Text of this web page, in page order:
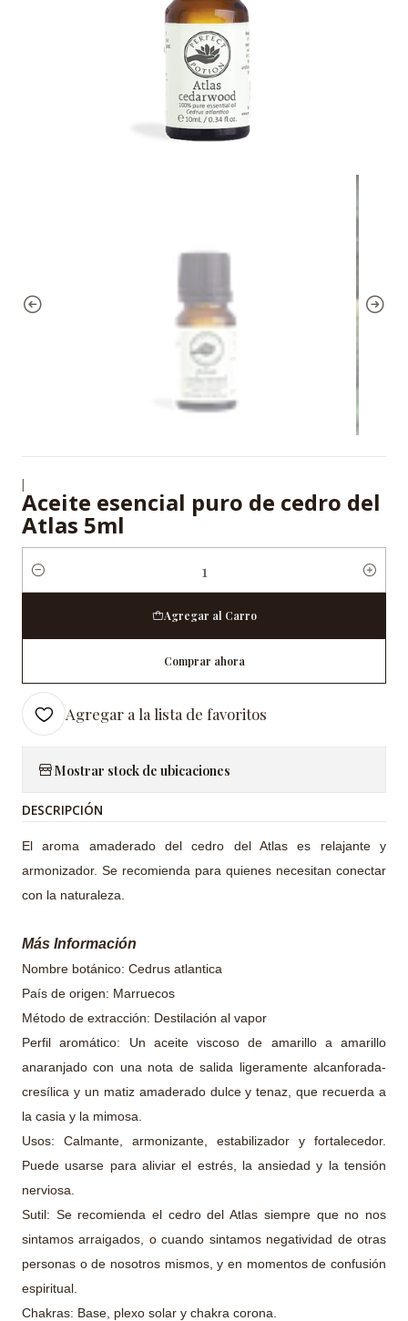
|
Aceite esencial puro de cedro del
Atlas 5ml
Cantidad
Agregar al Carro
Comprar ahora
Agregar a la lista de favoritos
Mostrar stock de ubicaciones
DESCRIPCIÓN
El aroma amaderado del cedro del Atlas es relajante y
armonizador. Se recomienda para quienes necesitan conectar
con la naturaleza.
Más Información
Nombre botánico: Cedrus atlantica
País de origen: Marruecos
Método de extracción: Destilación al vapor
Perfil aromático: Un aceite viscoso de amarillo a amarillo
anaranjado con una nota de salida ligeramente alcanforada-
cresílica y un matiz amaderado dulce y tenaz, que recuerda a
la casia y la mimosa.
Usos: Calmante, armonizante, estabilizador y fortalecedor.
Puede usarse para aliviar el estrés, la ansiedad y la tensión
nerviosa.
Sutil: Se recomienda el cedro del Atlas siempre que no nos
sintamos arraigados, o cuando sintamos negatividad de otras
personas o de nosotros mismos, y en momentos de confusión
espiritual.
Chakras: Base, plexo solar y chakra corona.